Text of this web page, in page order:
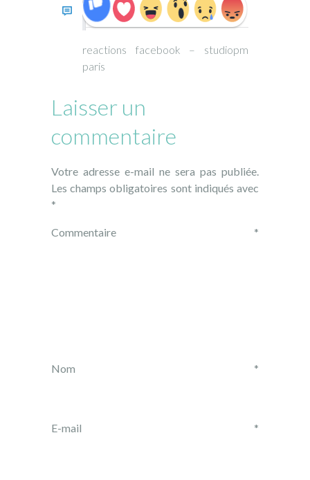
reactions facebook – studiopm
paris
Laisser un
commentaire
Votre adresse e-mail ne sera pas publiée.
Les champs obligatoires sont indiqués avec
*
Commentaire *
Nom *
E-mail *